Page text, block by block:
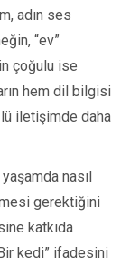
adın ses
“ev”
çoğulu ise
hem dil bilgisi
iletişimde daha
nasıl
gerektiğini
katkıda
kedi” ifadesini